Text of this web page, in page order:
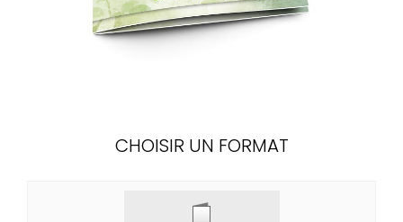
CHOISIR UN FORMAT